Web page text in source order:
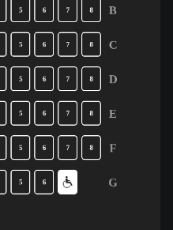
B
C
D
E
F
G
5 6 7 8
5 6 7 8
5 6 7 8
5 6 7 8
5 6 7 8
5 6